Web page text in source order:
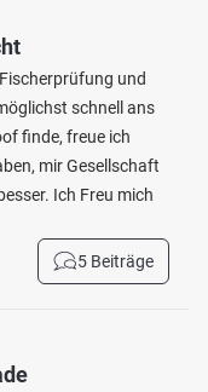
und
schnell ans
finde, freue ich
mir Gesellschaft
Ich Freu mich
5 Beiträge